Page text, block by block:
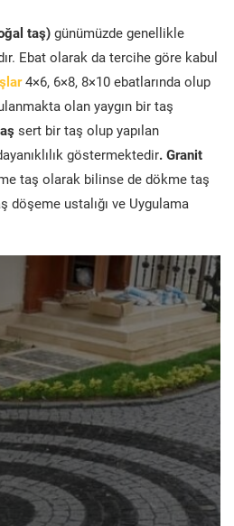
taş) günümüzde genellikle
Ebat olarak da tercihe göre kabul
4×6, 6×8, 8×10 ebatlarında olup
olan yaygın bir taş
sert bir taş olup yapılan
göstermektedir. Granit
taş olarak bilinse de dökme taş
döşeme ustalığı ve Uygulama